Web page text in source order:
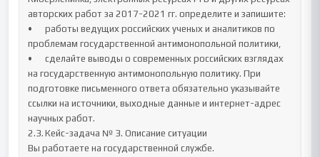
авторских работ за 2017-2021 гг. определите и запишите:
•	работы ведущих российских ученых и аналитиков по
проблемам государственной антимонопольной политики,
•	сделайте выводы о современных российских взглядах
на государственную антимонопольную политику. При
подготовке письменного ответа обязательно указывайте
ссылки на источники, выходные данные и интернет-адрес
научных работ.
2.3.	Кейс-задача № 3. Описание ситуации
Вы работаете на государственной службе.